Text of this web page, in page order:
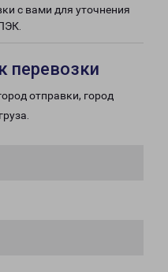
с вами для уточнения
перевозки
отправки, город